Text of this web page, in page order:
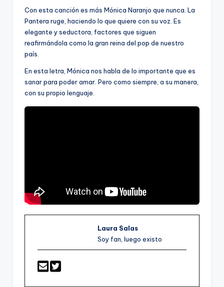
Con esta canción es más Mónica Naranjo que nunca. La
Pantera ruge, haciendo lo que quiere con su voz. Es
elegante y seductora, factores que siguen
reafirmándola como la gran reina del pop de nuestro
país.
En esta letra, Mónica nos habla de lo importante que es
sanar para poder amar. Pero como siempre, a su manera,
con su propio lenguaje.
Laura Salas
Soy fan, luego existo